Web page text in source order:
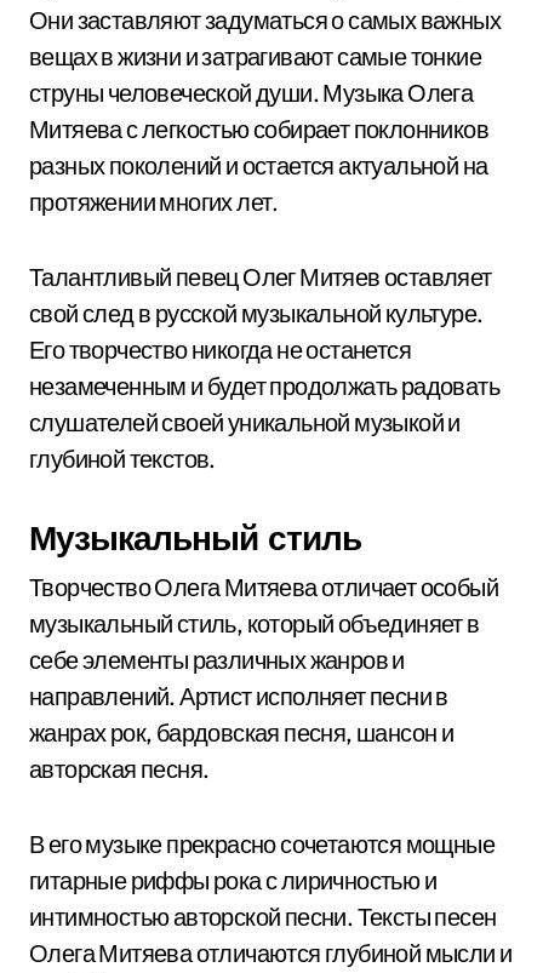
Они заставляют задуматься о самых важных
вещах в жизни и затрагивают самые тонкие
струны человеческой души. Музыка Олега
Митяева с легкостью собирает поклонников
разных поколений и остается актуальной на
протяжении многих лет.
Талантливый певец Олег Митяев оставляет
свой след в русской музыкальной культуре.
Его творчество никогда не останется
незамеченным и будет продолжать радовать
слушателей своей уникальной музыкой и
глубиной текстов.
Музыкальный стиль
Творчество Олега Митяева отличает особый
музыкальный стиль, который объединяет в
себе элементы различных жанров и
направлений. Артист исполняет песни в
жанрах рок, бардовская песня, шансон и
авторская песня.
В его музыке прекрасно сочетаются мощные
гитарные риффы рока с лиричностью и
интимностью авторской песни. Тексты песен
Олега Митяева отличаются глубиной мысли и